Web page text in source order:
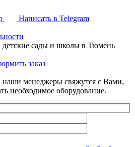
Написать в Telegram
детские сады и школы в Тюмень
заказ
менеджеры свяжутся с Вами,
необходимое оборудование.